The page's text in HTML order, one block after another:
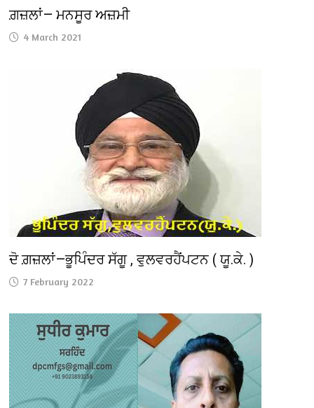
ਗ਼ਜ਼ਲਾਂ— ਮਨਸੂਰ ਅਜ਼ਮੀ
4 March 2021
ਦੋ ਗ਼ਜ਼ਲਾਂ—ਭੂਪਿੰਦਰ ਸੱਗੂ , ਵੁਲਵਰਹੈਂਪਟਨ ( ਯੂ.ਕੇ. )
7 February 2022